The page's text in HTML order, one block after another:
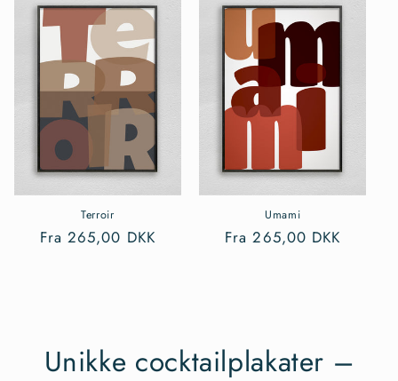
Terroir
Normalpris
Fra 265,00 DKK
Umami
Normalpris
Fra 265,00 DKK
Unikke cocktailplakater –